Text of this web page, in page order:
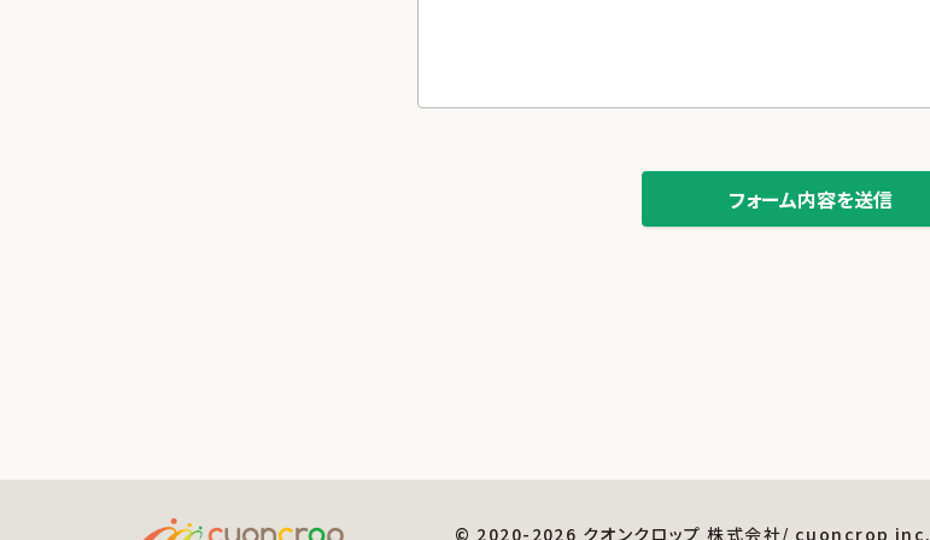
© 2020-2026 クオンクロップ 株式会社/ cuoncrop inc.